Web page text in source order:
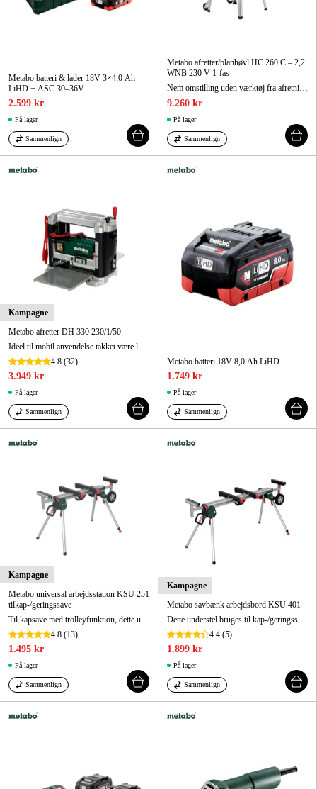
Metabo batteri & lader 18V 3×4,0 Ah
LiHD + ASC 30–36V
2.599 kr
På lager
Sammenlign
Metabo afretter/planhøvl HC 260 C – 2,2
WNB 230 V 1-fas
9.260 kr
På lager
Sammenlign
Kampagne
Metabo afretter DH 330 230/1/50
Ideel til mobil anvendelse takket være lav vægt. Stabil gearkasse for jævn fremføring af arbejdsemnet.
4.8 (32)
3.949 kr
På lager
Sammenlign
Metabo batteri 18V 8,0 Ah LiHD
1.749 kr
På lager
Sammenlign
Kampagne
Metabo universal arbejdsstation KSU 251
tilkap-/geringssave
Til kapsave med trolleyfunktion, dette understel er robust og kan nemt foldes sammen og transporteres.
4.8 (13)
1.495 kr
På lager
Sammenlign
Kampagne
Metabo savbænk arbejdsbord KSU 401
Dette understel bruges til kap-/geringssave med trolleyfunktion og er et robust og praktisk stativ, der nemt kan foldes sammen.
4.4 (5)
1.899 kr
På lager
Sammenlign